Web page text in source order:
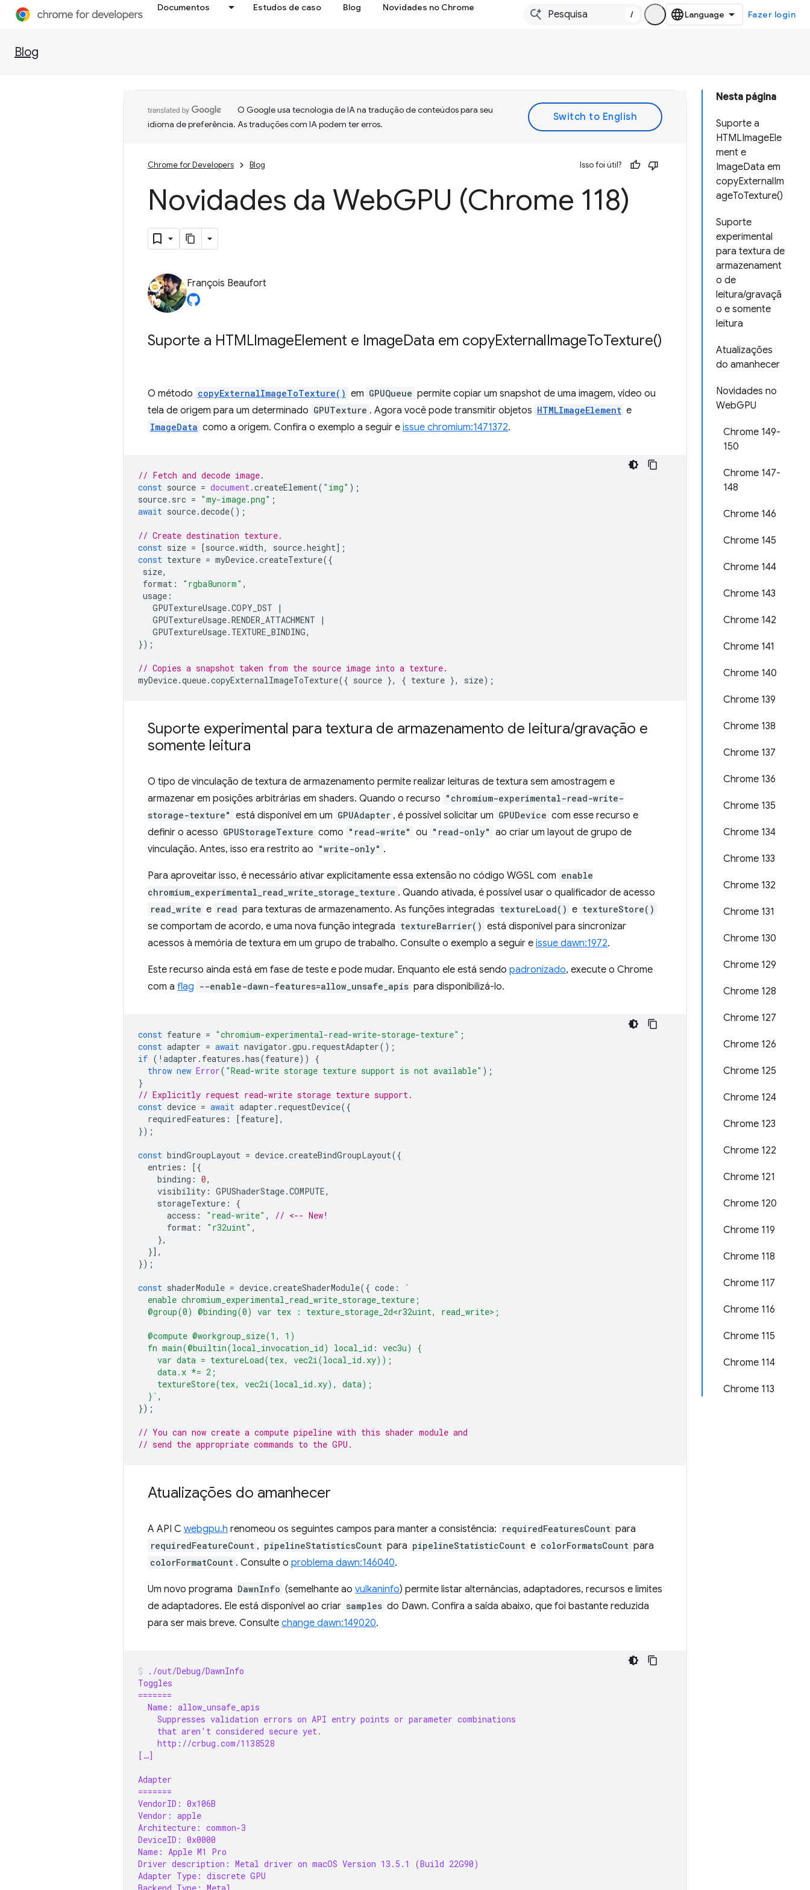
Documentos Estudos de caso Blog Novidades no Chrome
/ Fazer login
Blog
Nesta página
Suporte a
HTMLImageEle
ment e
ImageData em
copyExternalIm
ageToTexture()
Suporte
experimental
para textura de
armazenament
o de
leitura/gravaçã
o e somente
leitura
Atualizações
do amanhecer
Novidades no
WebGPU
Chrome 149-
150
Chrome 147-
148
Chrome 146
Chrome 145
Chrome 144
Chrome 143
Chrome 142
Chrome 141
Chrome 140
Chrome 139
Chrome 138
Chrome 137
Chrome 136
Chrome 135
Chrome 134
Chrome 133
Chrome 132
Chrome 131
Chrome 130
Chrome 129
Chrome 128
Chrome 127
Chrome 126
Chrome 125
Chrome 124
Chrome 123
Chrome 122
Chrome 121
Chrome 120
Chrome 119
Chrome 118
Chrome 117
Chrome 116
Chrome 115
Chrome 114
Chrome 113
O Google usa tecnologia de IA na tradução de conteúdos para seu
idioma de preferência. As traduções com IA podem ter erros.
Chrome for Developers Blog Isso foi útil?
Novidades da WebGPU (Chrome 118)
François Beaufort
Suporte a HTMLImageElement e ImageData em copyExternalImageToTexture()
O método copyExternalImageToTexture() em GPUQueue permite copiar um snapshot de uma imagem, vídeo ou
tela de origem para um determinado GPUTexture . Agora você pode transmitir objetos HTMLImageElement e
ImageData como a origem. Confira o exemplo a seguir e issue chromium:1471372.
// Fetch and decode image.
const source = document.createElement( "img" );
source. src = "my-image.png" ;
await source.decode();
// Create destination texture.
const size = [source.width, source.height];
const texture = myDevice.createTexture({
size,
format : "rgba8unorm" ,
usage :
GPUTextureUsage.COPY_DST
|
GPUTextureUsage.RENDER_ATTACHMENT
|
GPUTextureUsage. TEXTURE_BINDING,
});
// Copies a snapshot taken from the source image into a texture.
myDevice.queue.copyExternalImageToTexture({ source }, { texture }, size);
Suporte experimental para textura de armazenamento de leitura/gravação e
somente leitura
O tipo de vinculação de textura de armazenamento permite realizar leituras de textura sem amostragem e
armazenar em posições arbitrárias em shaders. Quando o recurso "chromium-experimental-read-write-
storage-texture" está disponível em um GPUAdapter , é possível solicitar um GPUDevice com esse recurso e
definir o acesso GPUStorageTexture como "read-write" ou "read-only" ao criar um layout de grupo de
vinculação. Antes, isso era restrito ao "write-only" .
Para aproveitar isso, é necessário ativar explicitamente essa extensão no código WGSL com enable
chromium_experimental_read_write_storage_texture . Quando ativada, é possível usar o qualificador de acesso
read_write e read para texturas de armazenamento. As funções integradas textureLoad() e textureStore()
se comportam de acordo, e uma nova função integrada textureBarrier() está disponível para sincronizar
acessos à memória de textura em um grupo de trabalho. Consulte o exemplo a seguir e issue dawn:1972.
Este recurso ainda está em fase de teste e pode mudar. Enquanto ele está sendo padronizado, execute o Chrome
com a flag --enable-dawn-features=allow_unsafe_apis para disponibilizá-lo.
const feature = "chromium-experimental-read-write-storage-texture" ;
const adapter = await navigator .gpu . requestAdapter();
if ( ! adapter . features .has(feature))
{
throw new Error( "Read-write storage texture support is not available" );
}
// Explicitly request read-write storage texture support.
const device = await adapter . requestDevice({
requiredFeatures : [feature],
});
const bindGroupLayout = device.createBindGroupLayout({
entries :
[{
binding : 0,
visibility : GPUShaderStage.COMPUTE,
storageTexture :
{
access : "read-write" ,
// <-- New!
format : "r32uint" ,
},
}],
});
const shaderModule = device.createShaderModule({ code :
`
  enable chromium_experimental_read_write_storage_texture;
  @group(0) @binding(0) var tex : texture_storage_2d<r32uint, read_write>;
  @compute @workgroup_size(1, 1)
  fn main(@builtin(local_invocation_id) local_id: vec3u) {
    var data = textureLoad(tex, vec2i(local_id.xy));
    data.x *= 2;
    textureStore(tex, vec2i(local_id.xy), data);
  }`
,
});
// You can now create a compute pipeline with this shader module and
// send the appropriate commands to the GPU.
Atualizações do amanhecer
A API C webgpu.h renomeou os seguintes campos para manter a consistência: requiredFeaturesCount para
requiredFeatureCount , pipelineStatisticsCount para pipelineStatisticCount e colorFormatsCount para
colorFormatCount . Consulte o problema dawn:146040.
Um novo programa DawnInfo (semelhante ao vulkaninfo) permite listar alternâncias, adaptadores, recursos e limites
de adaptadores. Ele está disponível ao criar samples do Dawn. Confira a saída abaixo, que foi bastante reduzida
para ser mais breve. Consulte change dawn:149020.
./out/Debug/DawnInfo
Toggles
=======
  Name: allow_unsafe_apis
    Suppresses validation errors on API entry points or parameter combinations
    that aren't considered secure yet.
    http://crbug.com/1138528
[…]
Adapter
=======
VendorID: 0x106B
Vendor: apple
Architecture: common-3
DeviceID: 0x0000
Name: Apple M1 Pro
Driver description: Metal driver on macOS Version 13.5.1 (Build 22G90)
Adapter Type: discrete GPU